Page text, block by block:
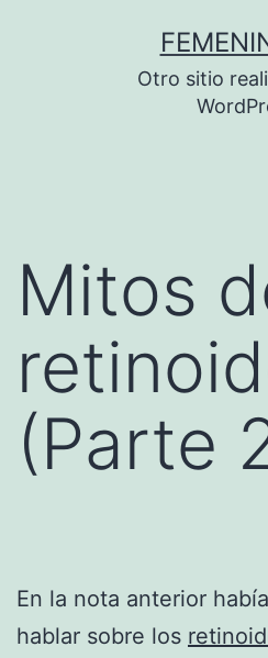
Otro sitio
Mitos
(Parte
En la nota anterior
hablar sobre los